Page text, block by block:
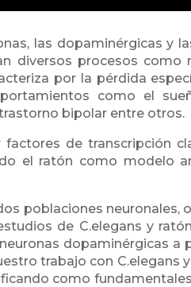
las dopaminérgicas y
diversos procesos
por la pérdida
como el
bipolar entre otros.
de transcripción
el ratón como modelo
poblaciones
de C.elegans y
dopaminérgicas
trabajo con C.elegans
como